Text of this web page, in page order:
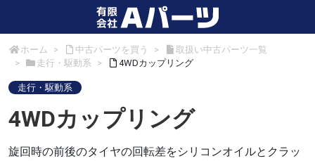
ホーム 中古パーツを買う
取扱い中古パーツ一覧
走行・駆動系
4WDカップリング
走行・駆動系
4WDカップリング
旋回時の前後のタイヤの回転差をシリコンオイルとクラッ